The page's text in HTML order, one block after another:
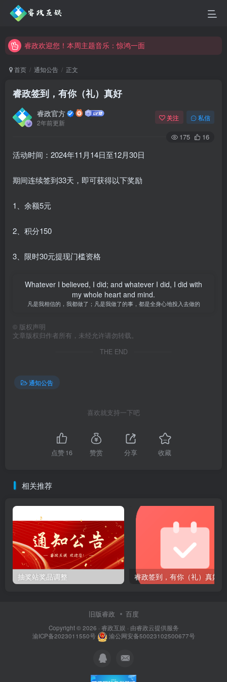
睿政欢迎您！本周主题音乐：惊鸿一面
睿政欢迎您！本周主题音乐：惊鸿一面
首页 通知公告 正文
睿政签到，有你（礼）真好
睿政官方
2年前更新
关注 私信
175 16
活动时间：2024年11月14日至12月30日
期间连续签到33天，即可获得以下奖励
1、余额5元
2、积分150
3、限时30元提现门槛资格
Whatever I believed, I did; and whatever I did, I did with
my whole heart and mind.
凡是我相信的，我都做了；凡是我做了的事，都是全身心地投入去做的
© 版权声明
文章版权归作者所有，未经允许请勿转载。
THE END
通知公告
喜欢就支持一下吧
点赞16 赞赏 分享 收藏
相关推荐
抽奖站奖品调整 睿政签到，有你（礼）真好
旧版睿政 百度
Copyright © 2026 · 睿政互娱 · 由睿政云提供服务
渝ICP备2023011550号
渝公网安备50023102500677号